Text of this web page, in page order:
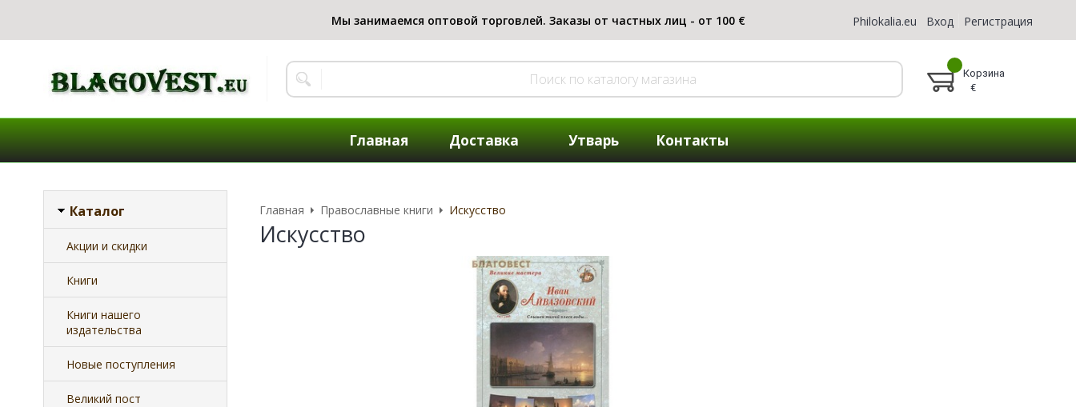
Philokalia.eu Вход Регистрация
Корзина
€
Главная Доставка Утварь Контакты
Каталог
Акции и скидки
Книги
Книги нашего
издательства
Новые поступления
Великий пост
Главная Православные книги Искусство
Искусство